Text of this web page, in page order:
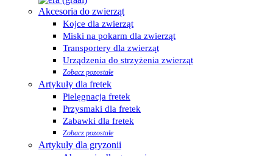
Akcesoria do zwierząt
Kojce dla zwierząt
Miski na pokarm dla zwierząt
Transportery dla zwierząt
Urządzenia do strzyżenia zwierząt
Zobacz pozostałe
Artykuły dla fretek
Pielęgnacja fretek
Przysmaki dla fretek
Zabawki dla fretek
Zobacz pozostałe
Artykuły dla gryzonii